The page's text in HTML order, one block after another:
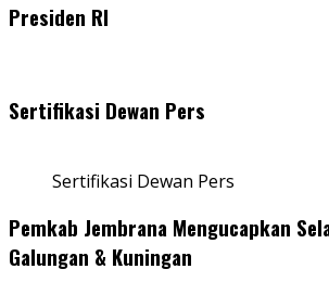
Presiden RI
Sertifikasi Dewan Pers
Sertifikasi Dewan Pers
Pemkab Jembrana Mengucapkan
Galungan & Kuningan